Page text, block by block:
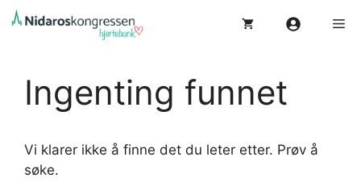
Hopp
Ingenting funnet
Vi klarer ikke å finne det du leter etter. Prøv å
søke.